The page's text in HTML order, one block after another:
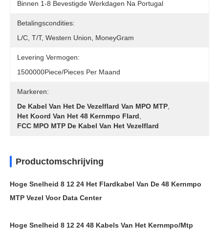
Binnen 1-8 Bevestigde Werkdagen Na Portugal
Betalingscondities:
L/C, T/T, Western Union, MoneyGram
Levering Vermogen:
1500000Piece/Pieces Per Maand
Markeren:
De Kabel Van Het De Vezelflard Van MPO MTP
Het Koord Van Het 48 Kernmpo Flard
FCC MPO MTP De Kabel Van Het Vezelflard
Productomschrijving
Hoge Snelheid 8 12 24 Het Flardkabel Van De 48 Kernmpo
MTP Vezel Voor Data Center
Hoge Snelheid 8 12 24 48 Kabels Van Het Kernmpo/mtp